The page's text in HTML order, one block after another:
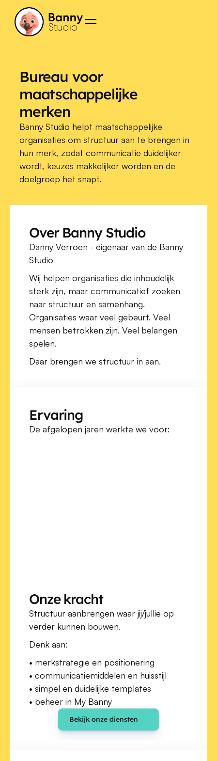
Bureau voor
maatschappelijke
merken
Banny Studio helpt maatschappelijke
organisaties om structuur aan te brengen in
hun merk, zodat communicatie duidelijker
wordt, keuzes makkelijker worden en de
doelgroep het snapt.
Over Banny Studio
Danny Verroen - eigenaar van de Banny
Studio
Wij helpen organisaties die inhoudelijk
sterk zijn, maar communicatief zoeken
naar structuur en samenhang.
Organisaties waar veel gebeurt. Veel
mensen betrokken zijn. Veel belangen
spelen.
Daar brengen we structuur in aan.
Ervaring
De afgelopen jaren werkte we voor:
Onze kracht
Structuur aanbrengen waar jij/jullie op
verder kunnen bouwen.
Denk aan:
• merkstrategie en positionering
• communicatiemiddelen en huisstijl
• simpel en duidelijke templates
• beheer in My Banny
Bekijk onze diensten